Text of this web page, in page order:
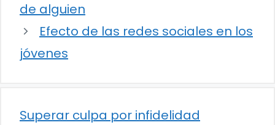
de alguien
Efecto de las redes sociales en los
jóvenes
Superar culpa por infidelidad